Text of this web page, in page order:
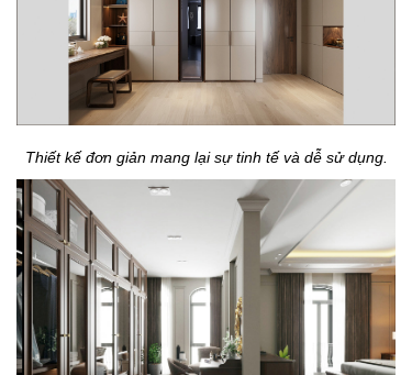
Thiết kế đơn giản mang lại sự tinh tế và dễ sử dụng.